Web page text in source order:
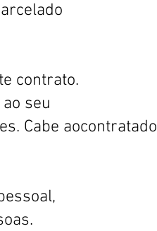
contrato.
seu
Cabe aocontratado